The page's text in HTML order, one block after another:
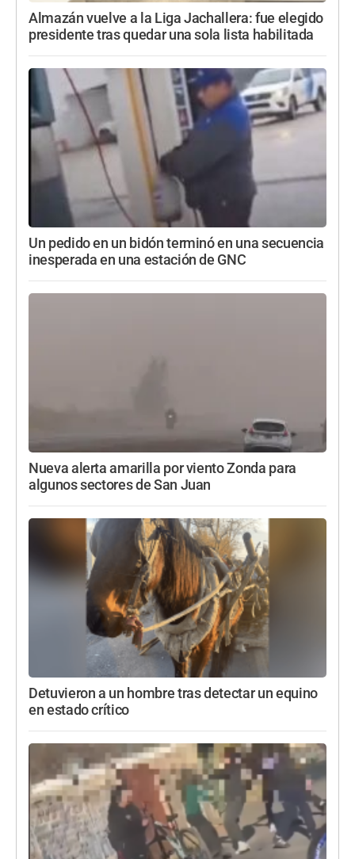
Almazán vuelve a la Liga Jachallera: fue elegido
presidente tras quedar una sola lista habilitada
Un pedido en un bidón terminó en una secuencia
inesperada en una estación de GNC
Nueva alerta amarilla por viento Zonda para
algunos sectores de San Juan
Detuvieron a un hombre tras detectar un equino
en estado crítico